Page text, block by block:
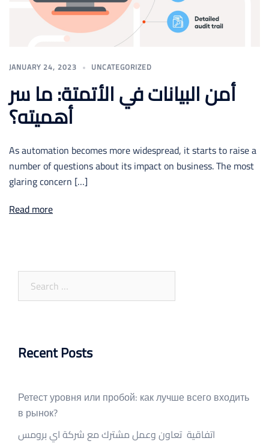
JANUARY 24, 2023 UNCATEGORIZED
أمن البيانات في الأتمتة: ما سر
أهميته؟
As automation becomes more widespread, it starts to raise a
number of questions about its impact on business. The most
glaring concern […]
Read more
Search
Recent Posts
Ретест уровня или пробой: как лучше всего входить
в рынок?
اتفاقية تعاون وعمل مشترك مع شركة اي برومس